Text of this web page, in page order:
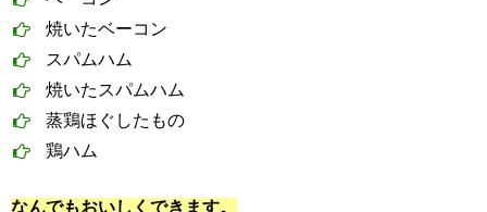
焼いたベーコン
スパムハム
焼いたスパムハム
蒸鶏ほぐしたもの
鶏ハム
なんでもおいしくできます。